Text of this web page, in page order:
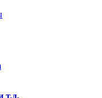
т.д.